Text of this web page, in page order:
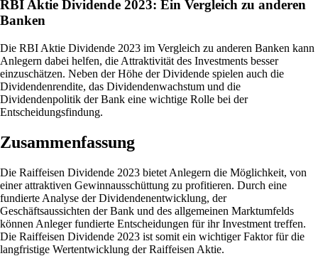
RBI Aktie Dividende 2023: Ein Vergleich zu anderen
Banken
Die RBI Aktie Dividende 2023 im Vergleich zu anderen Banken kann
Anlegern dabei helfen, die Attraktivität des Investments besser
einzuschätzen. Neben der Höhe der Dividende spielen auch die
Dividendenrendite, das Dividendenwachstum und die
Dividendenpolitik der Bank eine wichtige Rolle bei der
Entscheidungsfindung.
Zusammenfassung
Die Raiffeisen Dividende 2023 bietet Anlegern die Möglichkeit, von
einer attraktiven Gewinnausschüttung zu profitieren. Durch eine
fundierte Analyse der Dividendenentwicklung, der
Geschäftsaussichten der Bank und des allgemeinen Marktumfelds
können Anleger fundierte Entscheidungen für ihr Investment treffen.
Die Raiffeisen Dividende 2023 ist somit ein wichtiger Faktor für die
langfristige Wertentwicklung der Raiffeisen Aktie.